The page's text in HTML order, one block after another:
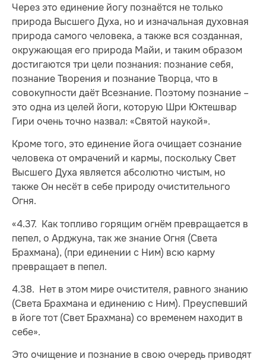
Через это единение йогу познаётся не только
природа Высшего Духа, но и изначальная духовная
природа самого человека, а также вся созданная,
окружающая его природа Майи, и таким образом
достигаются три цели познания: познание себя,
познание Творения и познание Творца, что в
совокупности даёт Всезнание. Поэтому познание –
это одна из целей йоги, которую Шри Юктешвар
Гири очень точно назвал: «Святой наукой».
Кроме того, это единение йога очищает сознание
человека от омрачений и кармы, поскольку Свет
Высшего Духа является абсолютно чистым, но
также Он несёт в себе природу очистительного
Огня.
«4.37. Как топливо горящим огнём превращается в
пепел, о Арджуна, так же знание Огня (Света
Брахмана), (при единении с Ним) всю карму
превращает в пепел.
4.38. Нет в этом мире очистителя, равного знанию
(Света Брахмана и единению с Ним). Преуспевший
в йоге тот (Свет Брахмана) со временем находит в
себе».
Это очищение и познание в свою очередь приводят